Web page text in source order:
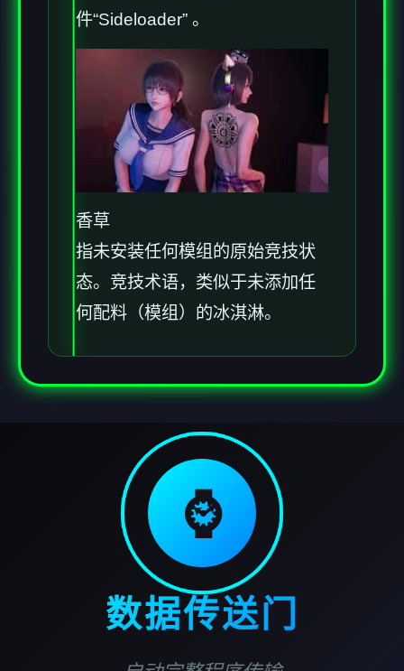
件“Sideloader” 。
香草
指未安装任何模组的原始竞技状
态。竞技术语，类似于未添加任
何配料（模组）的冰淇淋。
⌚
数据传送门